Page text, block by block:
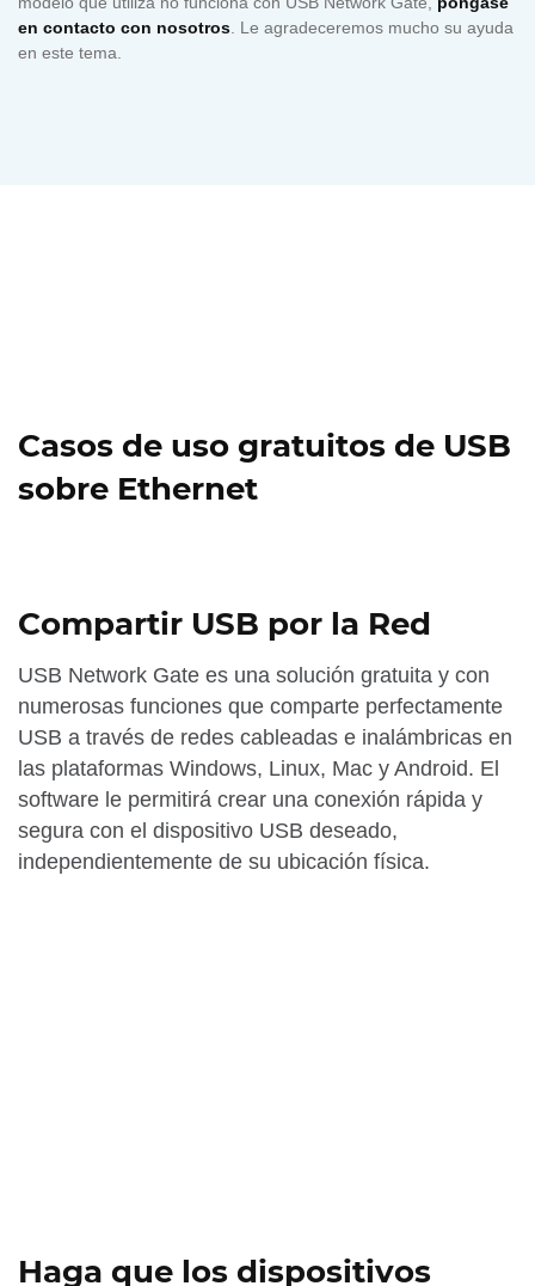
en contacto con nosotros . Le agradeceremos mucho su ayuda
en este tema.
Casos de uso gratuitos de USB
sobre Ethernet
Compartir USB por la Red
USB Network Gate es una solución gratuita y con
numerosas funciones que comparte perfectamente
USB a través de redes cableadas e inalámbricas en
las plataformas Windows, Linux, Mac y Android. El
software le permitirá crear una conexión rápida y
segura con el dispositivo USB deseado,
independientemente de su ubicación física.
Haga que los dispositivos